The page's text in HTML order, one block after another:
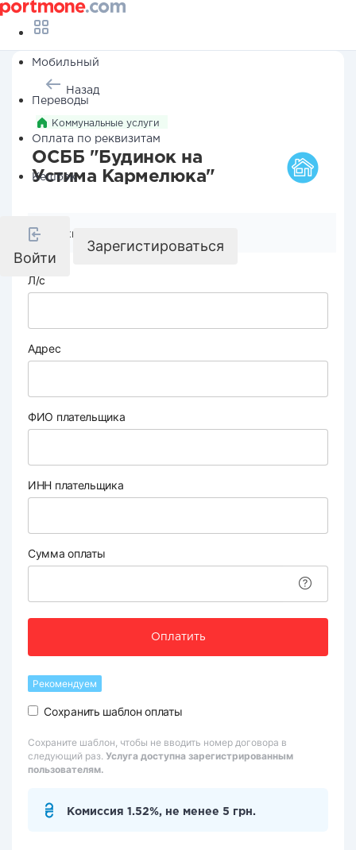
Мобильный
Переводы
Оплата по реквизитам
Кешбэк
Войти
Зарегистироваться
Назад
Коммунальные услуги
ОСББ "Будинок на
Устима Кармелюка"
Реквизиты компании
Л/с
Адрес
ФИО плательщика
ИНН плательщика
Сумма оплаты
Оплатить
Рекомендуем
Сохранить шаблон оплаты
Сохраните шаблон, чтобы не вводить номер договора в
следующий раз. Услуга доступна зарегистрированным
пользователям.
Комиссия 1.52%, не менее 5 грн.